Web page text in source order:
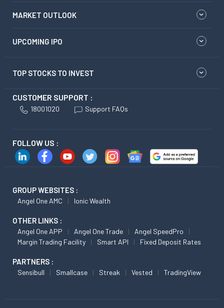
MARKET OUTLOOK
UPCOMING IPO
TOP STOCKS TO INVEST
CUSTOMER SUPPORT :
18001020 Support FAQs
FOLLOW US :
GROUP WEBSITES :
Angel One AMC Ionic Wealth
OTHER LINKS :
Angel One APP Angel One Trade
Angel SpeedPro
Margin Trading Facility
Smart API Fixed Deposit Rates
PARTNERS :
Sensibull Smallcase Streak Vested TradingView